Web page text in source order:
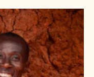
y contracción
permite un amplio
incluso las